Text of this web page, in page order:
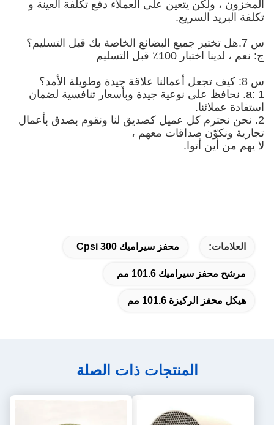
المخزون ، ولكن يتعين على العملاء دفع تكلفة العينة و
تكلفة البريد السريع.
س 7.هل تختبر جميع البضائع الخاصة بك قبل التسليم؟
ج: نعم ، لدينا اختبار 100٪ قبل التسليم
س 8: كيف تجعل أعمالنا علاقة جيدة وطويلة الأمد؟
a: 1. نحافظ على نوعية جيدة وبأسعار تنافسية لضمان
استفادة عملائنا.
2. نحن نحترم كل عميل كصديق لنا ونقوم بصدق بأعمال
تجارية ونكوّن صداقات معهم ،
لا يهم من أين أتوا.
العلامات: محفز سيراميك 300 Cpsi
مرشح محفز سيراميك 101.6 مم
هيكل محفز الركيزة 101.6 مم
المنتجات ذات الصلة